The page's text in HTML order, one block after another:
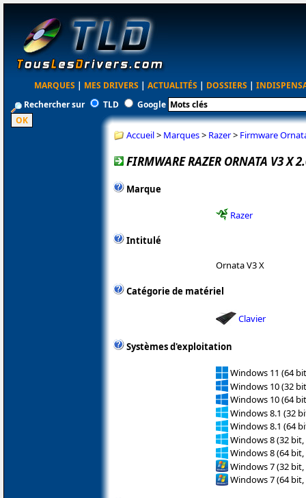
MARQUES | MES DRIVERS | ACTUALITÉS | DOSSIERS |
Rechercher sur
TLD Google
Accueil> Marques> Razer> Firmware
FIRMWARE RAZER ORNATA V3 X
Marque
Razer
Intitulé
Ornata V3 X
Catégorie de matériel
Clavier
Systèmes d'exploitation
Windows 11 (64
Windows 10 (32
Windows 10 (64
Windows 8.1 (32
Windows 8.1 (64
Windows 8 (32 bit,
Windows 8 (64 bit,
Windows 7 (32 bit,
Windows 7 (64 bit,